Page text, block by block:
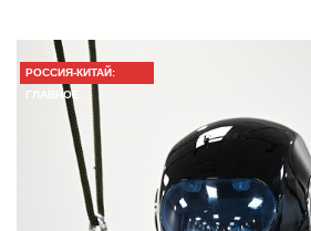
РОССИЯ-КИТАЙ:
ГЛАВНОЕ